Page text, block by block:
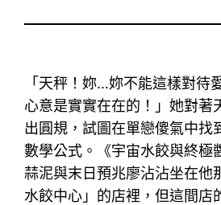
「天秤！妳…妳不能這樣對待
心意是實實在在的！」她對著
出圓規，試圖在單戀傻氣中找
數學公式。《宇宙水餃與終極
蒜泥與末日預兆廖沾沾坐在他
水餃中心」的店裡，但這間店